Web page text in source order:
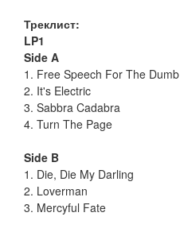
Треклист:
LP1
Side A
1. Free Speech For The Dumb
2. It's Electric
3. Sabbra Cadabra
4. Turn The Page
Side B
1. Die, Die My Darling
2. Loverman
3. Mercyful Fate